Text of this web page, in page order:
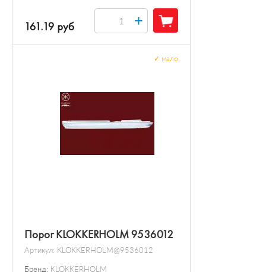
161.19 руб +
Порог KLOKKERHOLM 9536012
Артикул: KLOKKERHOLM@9536012
Бренд: KLOKKERHOLM
мало